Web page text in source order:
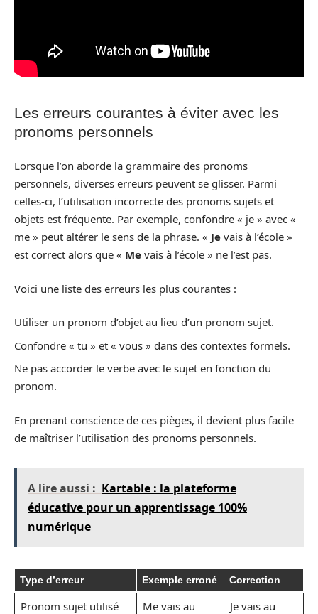
Les erreurs courantes à éviter avec les
pronoms personnels
Lorsque l’on aborde la grammaire des pronoms
personnels, diverses erreurs peuvent se glisser. Parmi
celles-ci, l’utilisation incorrecte des pronoms sujets et
objets est fréquente. Par exemple, confondre « je » avec «
me » peut altérer le sens de la phrase. « Je vais à l’école »
est correct alors que « Me vais à l’école » ne l’est pas.
Voici une liste des erreurs les plus courantes :
Utiliser un pronom d’objet au lieu d’un pronom sujet.
Confondre « tu » et « vous » dans des contextes formels.
Ne pas accorder le verbe avec le sujet en fonction du
pronom.
En prenant conscience de ces pièges, il devient plus facile
de maîtriser l’utilisation des pronoms personnels.
A lire aussi : Kartable : la plateforme
éducative pour un apprentissage 100%
numérique
Type d’erreur Exemple erroné Correction
Pronom sujet utilisé
Me vais au
Je vais au